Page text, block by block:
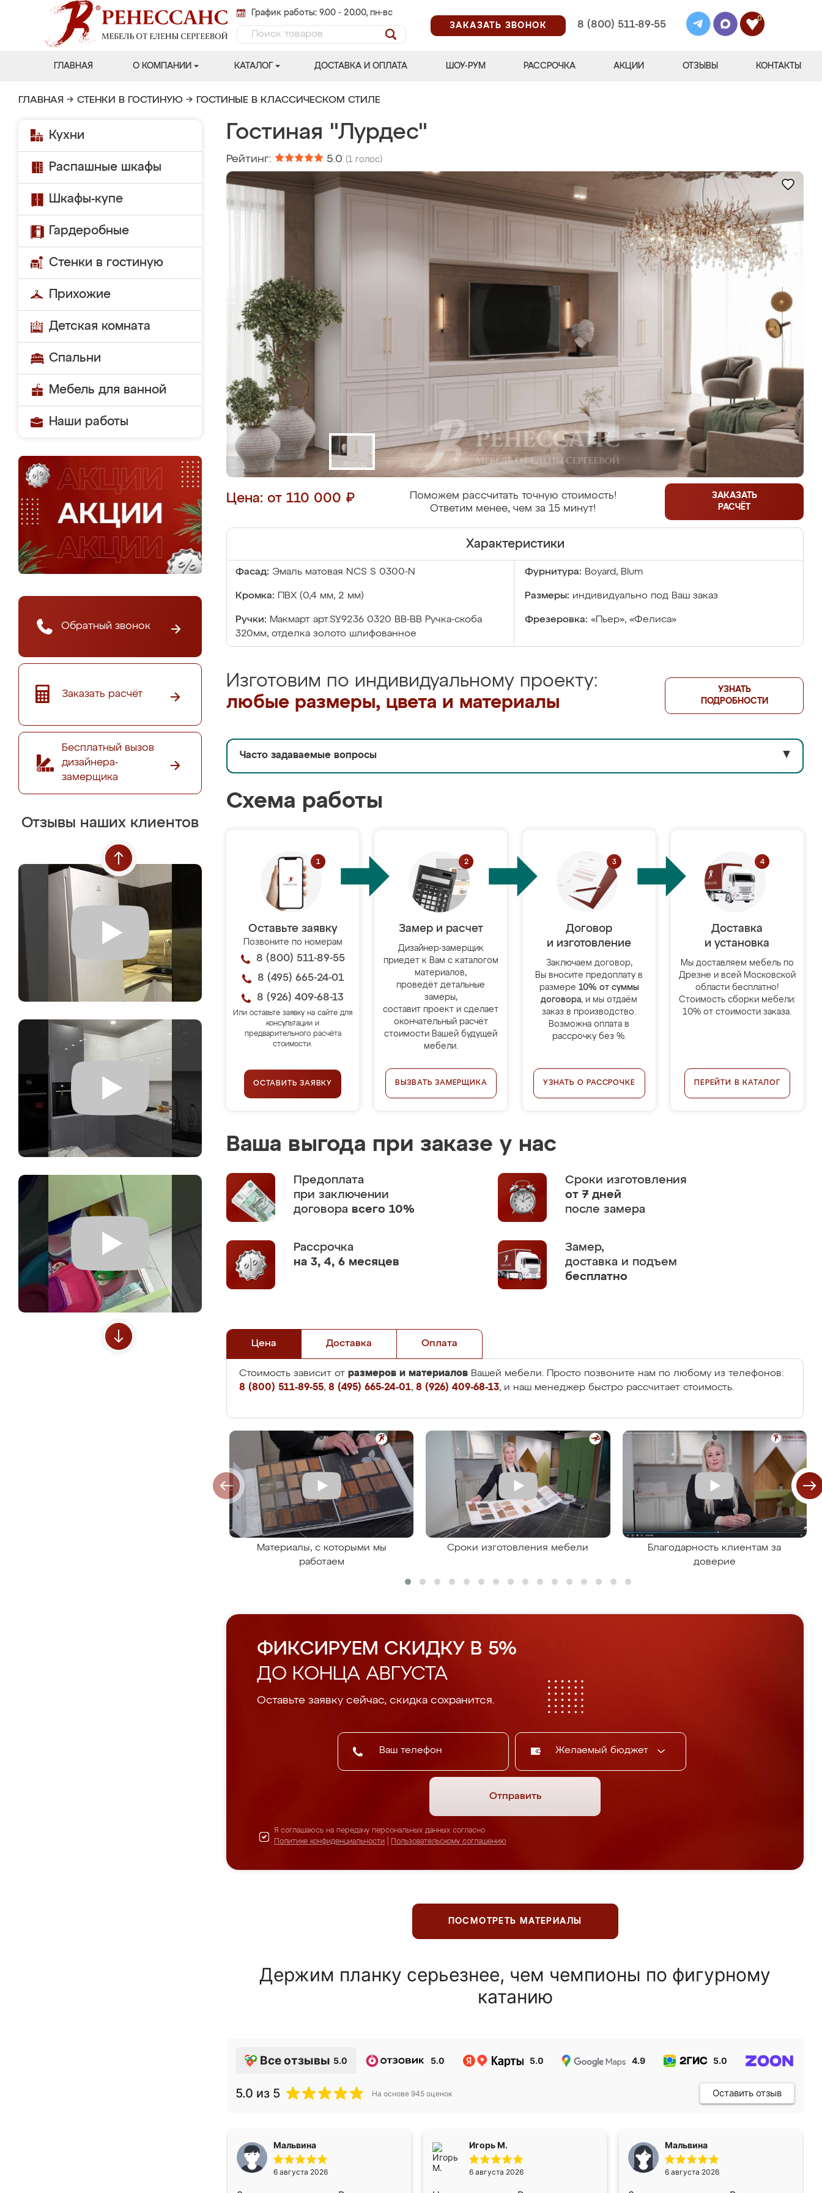
График работы: 9.00 - 20.00, пн-вс
ЗАКАЗАТЬ ЗВОНОК
8 (800) 511-89-55
0
ГЛАВНАЯ О КОМПАНИИ КАТАЛОГ ДОСТАВКА И ОПЛАТА ШОУ-РУМ РАССРОЧКА АКЦИИ ОТЗЫВЫ КОНТАКТЫ
ГЛАВНАЯ → СТЕНКИ В ГОСТИНУЮ → ГОСТИНЫЕ В КЛАССИЧЕСКОМ СТИЛЕ
Кухни
Распашные шкафы
Шкафы-купе
Гардеробные
Стенки в гостиную
Прихожие
Детская комната
Спальни
Мебель для ванной
Наши работы
Обратный звонок
Заказать расчёт
Бесплатный вызов
дизайнера-
замерщика
Отзывы наших клиентов
Гостиная "Лурдес"
Рейтинг: 5.0 (1 голос)
Цена: от 110 000 ₽
Поможем рассчитать точную стоимость!
Ответим менее, чем за 15 минут!
ЗАКАЗАТЬ
РАСЧЁТ
Характеристики
Фасад: Эмаль матовая NCS S 0300-N Фурнитура: Boyard, Blum
Кромка: ПВХ (0,4 мм, 2 мм) Размеры: индивидуально под Ваш заказ
Ручки: Макмарт арт.SY9236 0320 ВВ-ВВ Ручка-скоба
320мм, отделка золото шлифованное
Фрезеровка: «Пьер», «Фелиса»
Изготовим по индивидуальному проекту:
любые размеры, цвета и материалы
УЗНАТЬ
ПОДРОБНОСТИ
Часто задаваемые вопросы ▼
Схема работы
Оставьте заявку
Позвоните по номерам
8 (800) 511-89-55
8 (495) 665-24-01
8 (926) 409-68-13
Или оставьте заявку на сайте для
консультации и
предварительного расчёта
стоимости.
ОСТАВИТЬ ЗАЯВКУ
Замер и расчет
Дизайнер-замерщик
приедет к Вам с каталогом
материалов,
проведёт детальные
замеры,
составит проект и сделает
окончательный расчёт
стоимости Вашей будущей
мебели.
ВЫЗВАТЬ ЗАМЕРЩИКА
Договор
и изготовление
Заключаем договор,
Вы вносите предоплату в
размере 10% от суммы
договора, и мы отдаём
заказ в производство.
Возможна оплата в
рассрочку без %.
УЗНАТЬ О РАССРОЧКЕ
Доставка
и установка
Мы доставляем мебель по
Дрезне и всей Московской
области бесплатно!
Стоимость сборки мебели:
10% от стоимости заказа.
ПЕРЕЙТИ В КАТАЛОГ
Ваша выгода при заказе у нас
Предоплата
при заключении
договора всего 10%
Сроки изготовления
от 7 дней
после замера
Рассрочка
на 3, 4, 6 месяцев
Замер,
доставка и подъем
бесплатно
Цена Доставка Оплата
Стоимость зависит от размеров и материалов Вашей мебели. Просто позвоните нам по любому из телефонов:
8 (800) 511-89-55, 8 (495) 665-24-01, 8 (926) 409-68-13, и наш менеджер быстро рассчитает стоимость.
Материалы, с которыми мы
работаем
Сроки изготовления мебели
Благодарность клиентам за
доверие
ФИКСИРУЕМ СКИДКУ В 5%
ДО КОНЦА АВГУСТА
Оставьте заявку сейчас, скидка сохранится.
Желаемый бюджет
Отправить
Я соглашаюсь на передачу персональных данных согласно
Политике конфиденциальности
Пользовательскому соглашению
ПОСМОТРЕТЬ МАТЕРИАЛЫ
Держим планку серьезнее, чем чемпионы по фигурному
катанию
Все отзывы 5.0 5.0 5.0 4.9 5.0
5.0 из 5 На основе 945 оценок Оставить отзыв
Мальвина
6 августа 2026
Игорь М.
6 августа 2026
Мальвина
6 августа 2026